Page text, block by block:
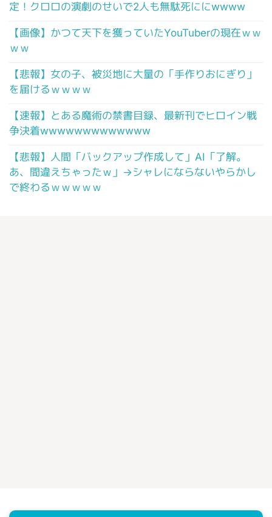
定！クロロの演劇のせいで2人も無駄死ににwwww
【画像】かつて天下を獲っていたYouTuberの現在ｗｗ
ｗｗ
【悲報】女の子、被災地に大量の「手作りおにぎり」
を届けるｗｗｗｗ
【速報】とある魔術の禁書目録、最新刊でヒロイン戦
争決着wwwwwwwwwwwww
【悲報】人間「バックアップ作成して」AI「了解。
あ、間違えちゃったｗ」→シャレにならないやらかし
で終わるｗｗｗｗｗ